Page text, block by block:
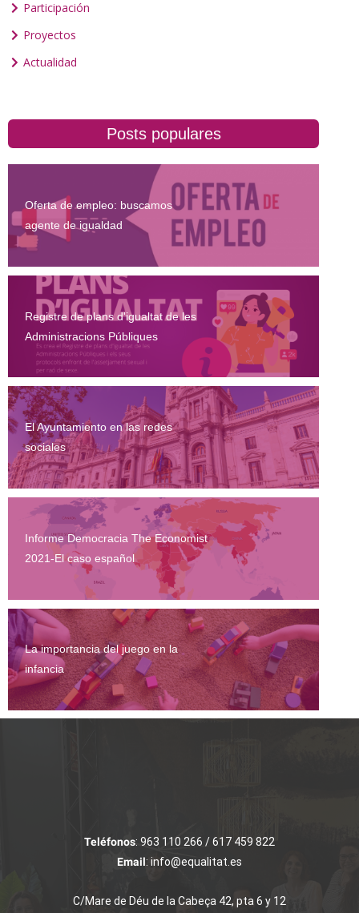
Participación
Proyectos
Actualidad
Posts populares
Oferta de empleo: buscamos
agente de igualdad
Registre de plans d'igualtat de les
Administracions Públiques
El Ayuntamiento en las redes
sociales
Informe Democracia The Economist
2021-El caso español
La importancia del juego en la
infancia
Teléfonos: 963 110 266 / 617 459 822
Email: info@equalitat.es
C/Mare de Déu de la Cabeça 42, pta 6 y 12